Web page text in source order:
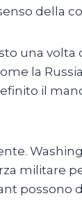
della
una
la
il
militare